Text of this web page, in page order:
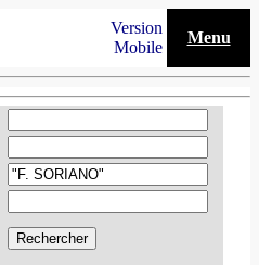
Version
Mobile
Menu